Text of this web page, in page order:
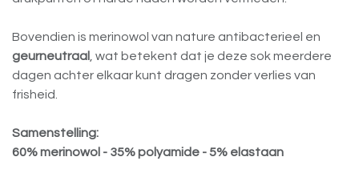
Bovendien is merinowol van nature antibacterieel en
geurneutraal
, wat betekent dat je deze sok meerdere
dagen achter elkaar kunt dragen zonder verlies van
frisheid.
Samenstelling:
60% merinowol - 35% polyamide - 5% elastaan